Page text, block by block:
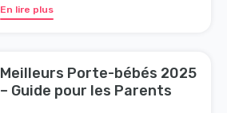
En lire plus
Meilleurs Porte-bébés 2025
– Guide pour les Parents